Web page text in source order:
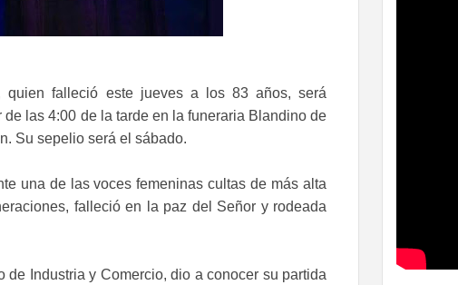
quien falleció este jueves a los 83 años, será
las 4:00 de la tarde en la funeraria Blandino de
Su sepelio será el sábado.
una de las voces femeninas cultas de más alta
falleció en la paz del Señor y rodeada
de Industria y Comercio, dio a conocer su partida